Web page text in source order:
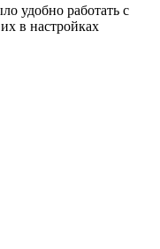
удобно работать с
в настройках